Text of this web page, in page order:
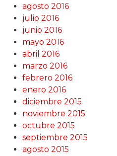
agosto 2016
julio 2016
junio 2016
mayo 2016
abril 2016
marzo 2016
febrero 2016
enero 2016
diciembre 2015
noviembre 2015
octubre 2015
septiembre 2015
agosto 2015